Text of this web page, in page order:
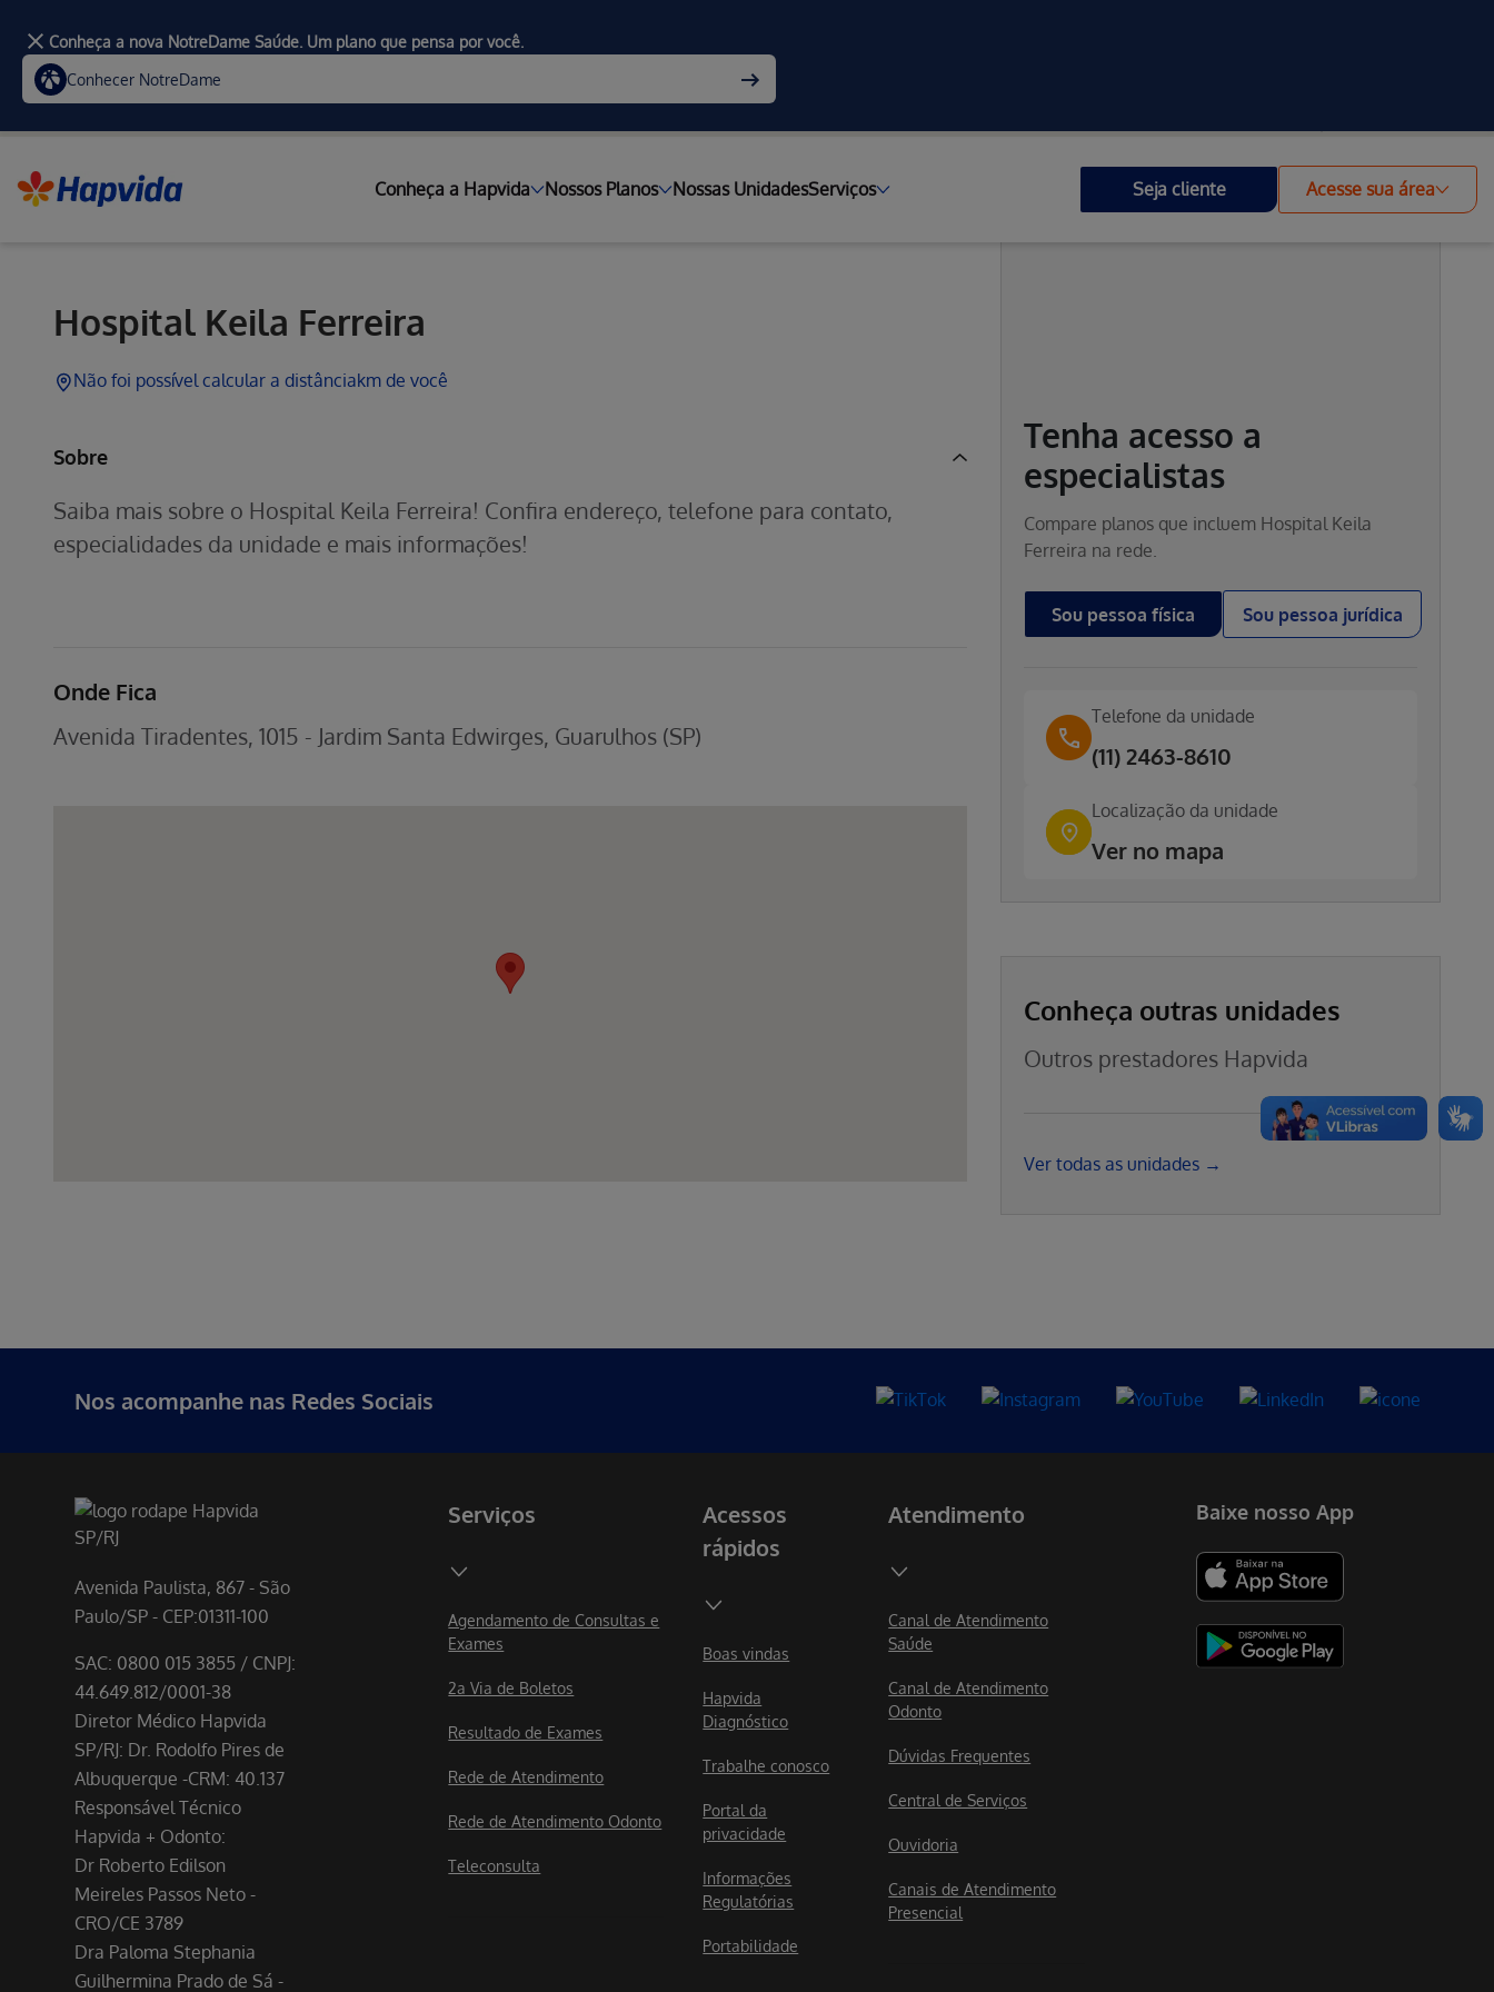
Conheça a Hapvida Nossos Planos Nossas UnidadesServiços Seja cliente Acesse sua área
Conheça a nova NotreDame Saúde. Um plano que pensa por você.
Conhecer NotreDame
Hospital Keila Ferreira
Não foi possível calcular a distânciakm de você
Sobre
Saiba mais sobre o Hospital Keila Ferreira! Confira endereço, telefone para contato,
especialidades da unidade e mais informações!
Onde Fica
Avenida Tiradentes, 1015 - Jardim Santa Edwirges, Guarulhos (SP)
Tenha acesso a
especialistas
Compare planos que incluem Hospital Keila
Ferreira na rede.
Sou pessoa física Sou pessoa jurídica
Telefone da unidade
(11) 2463-8610
Localização da unidade
Ver no mapa
Conheça outras unidades
Outros prestadores Hapvida
Ver todas as unidades →
Nos acompanhe nas Redes Sociais
Avenida Paulista, 867 - São
Paulo/SP - CEP:01311-100
SAC: 0800 015 3855 / CNPJ:
44.649.812/0001-38
Diretor Médico Hapvida
SP/RJ: Dr. Rodolfo Pires de
Albuquerque -CRM: 40.137
Responsável Técnico
Hapvida + Odonto:
Dr Roberto Edilson
Meireles Passos Neto -
CRO/CE 3789
Dra Paloma Stephania
Guilhermina Prado de Sá -
Serviços
Agendamento de Consultas e
Exames
2a Via de Boletos
Resultado de Exames
Rede de Atendimento
Rede de Atendimento Odonto
Teleconsulta
Acessos
rápidos
Boas vindas
Hapvida
Diagnóstico
Trabalhe conosco
Portal da
privacidade
Informações
Regulatórias
Portabilidade
Atendimento
Canal de Atendimento
Saúde
Canal de Atendimento
Odonto
Dúvidas Frequentes
Central de Serviços
Ouvidoria
Canais de Atendimento
Presencial
Baixe nosso App